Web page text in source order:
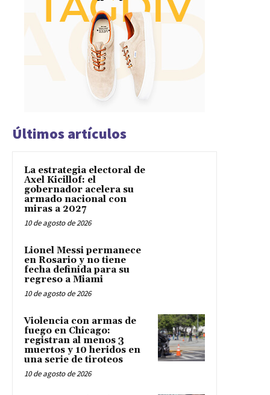
Últimos artículos
La estrategia electoral de
Axel Kicillof: el
gobernador acelera su
armado nacional con
miras a 2027
10 de agosto de 2026
Lionel Messi permanece
en Rosario y no tiene
fecha definida para su
regreso a Miami
10 de agosto de 2026
Violencia con armas de
fuego en Chicago:
registran al menos 3
muertos y 10 heridos en
una serie de tiroteos
10 de agosto de 2026